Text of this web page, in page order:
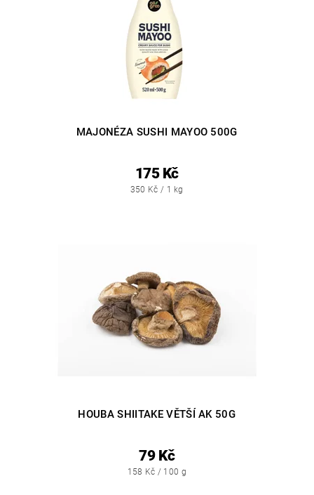
MAJONÉZA SUSHI MAYOO 500G
175 Kč
350 Kč / 1 kg
HOUBA SHIITAKE VĚTŠÍ AK 50G
79 Kč
158 Kč / 100 g